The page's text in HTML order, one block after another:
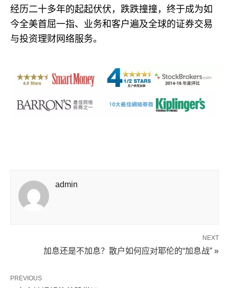
经历二十多年的起起伏伏，跌跌撞撞，终于成为如
今全美首屈一指、业务和客户遍及全球的证券交易
与投资理财网络服务。
admin
NEXT
加息还是不加息？散户如何应对耶伦的“加息战” »
PREVIOUS